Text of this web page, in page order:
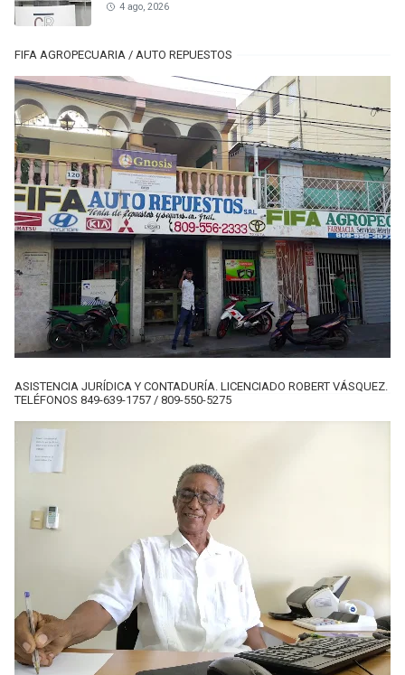
4 ago, 2026
FIFA AGROPECUARIA / AUTO REPUESTOS
ASISTENCIA JURÍDICA Y CONTADURÍA. LICENCIADO ROBERT VÁSQUEZ.
TELÉFONOS 849-639-1757 / 809-550-5275